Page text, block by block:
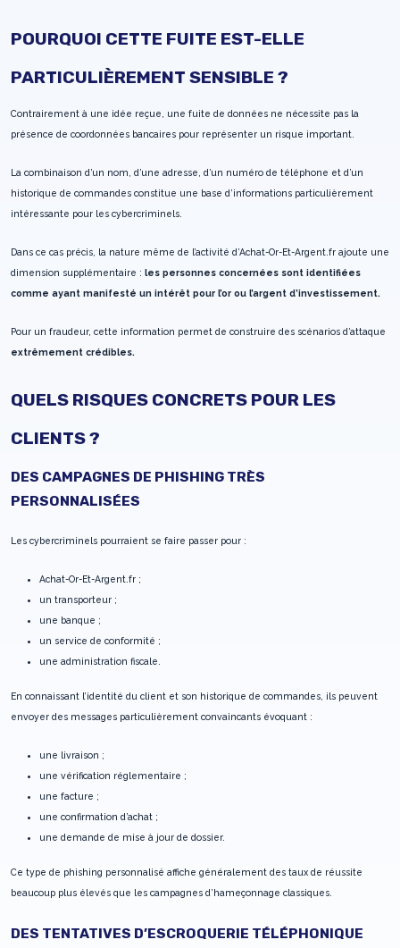
POURQUOI CETTE FUITE EST-ELLE
PARTICULIÈREMENT SENSIBLE ?
Contrairement à une idée reçue, une fuite de données ne nécessite pas la
présence de coordonnées bancaires pour représenter un risque important.
La combinaison d’un nom, d’une adresse, d’un numéro de téléphone et d’un
historique de commandes constitue une base d’informations particulièrement
intéressante pour les cybercriminels.
Dans ce cas précis, la nature même de l’activité d’Achat-Or-Et-Argent.fr ajoute une
dimension supplémentaire : les personnes concernées sont identifiées
comme ayant manifesté un intérêt pour l’or ou l’argent d’investissement.
Pour un fraudeur, cette information permet de construire des scénarios d’attaque
extrêmement crédibles.
QUELS RISQUES CONCRETS POUR LES
CLIENTS ?
DES CAMPAGNES DE PHISHING TRÈS
PERSONNALISÉES
Les cybercriminels pourraient se faire passer pour :
Achat-Or-Et-Argent.fr ;
un transporteur ;
une banque ;
un service de conformité ;
une administration fiscale.
En connaissant l’identité du client et son historique de commandes, ils peuvent
envoyer des messages particulièrement convaincants évoquant :
une livraison ;
une vérification réglementaire ;
une facture ;
une confirmation d’achat ;
une demande de mise à jour de dossier.
Ce type de phishing personnalisé affiche généralement des taux de réussite
beaucoup plus élevés que les campagnes d’hameçonnage classiques.
DES TENTATIVES D’ESCROQUERIE TÉLÉPHONIQUE